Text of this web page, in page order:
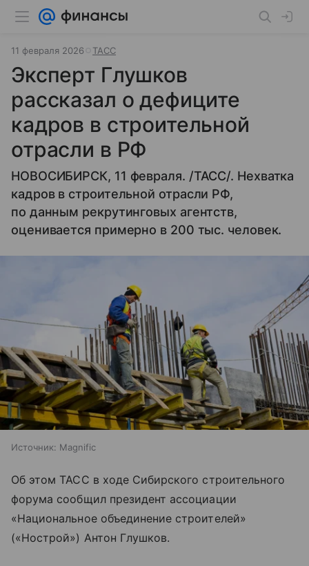
11 февраля 2026 ТАСС
Эксперт Глушков
рассказал о дефиците
кадров в строительной
отрасли в РФ
НОВОСИБИРСК, 11 февраля. /ТАСС/. Нехватка
кадров в строительной отрасли РФ,
по данным рекрутинговых агентств,
оценивается примерно в 200 тыс. человек.
Источник: Magnific
Об этом ТАСС в ходе Сибирского строительного
форума сообщил президент ассоциации
«Национальное объединение строителей»
(«Нострой») Антон Глушков.